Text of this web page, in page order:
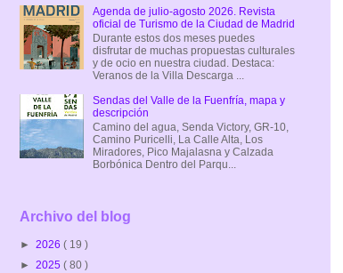
Agenda de julio-agosto 2026. Revista
oficial de Turismo de la Ciudad de Madrid
Durante estos dos meses puedes
disfrutar de muchas propuestas culturales
y de ocio en nuestra ciudad. Destaca:
Veranos de la Villa Descarga ...
Sendas del Valle de la Fuenfría, mapa y
descripción
Camino del agua, Senda Victory, GR-10,
Camino Puricelli, La Calle Alta, Los
Miradores, Pico Majalasna y Calzada
Borbónica Dentro del Parqu...
Archivo del blog
► 2026 ( 19 )
► 2025 ( 80 )